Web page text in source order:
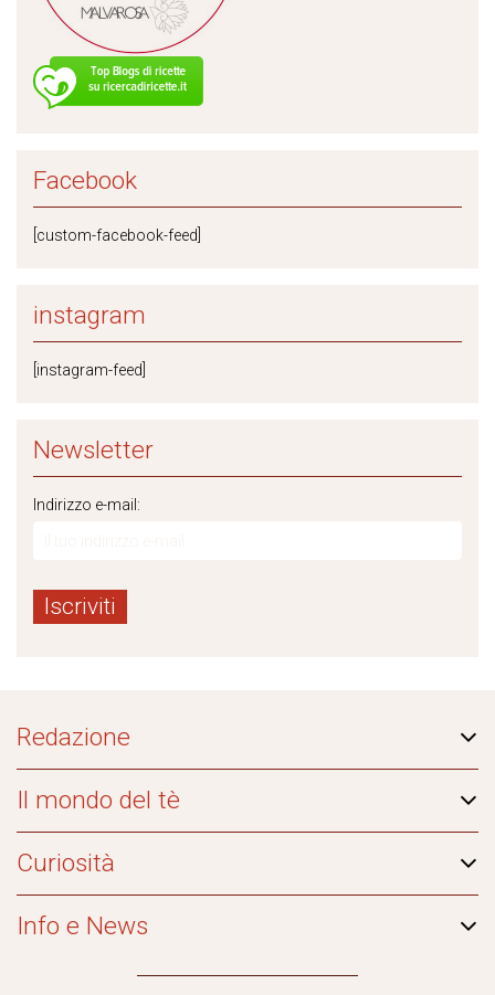
Facebook
[custom-facebook-feed]
instagram
[instagram-feed]
Newsletter
Indirizzo e-mail:
Redazione
Il mondo del tè
Curiosità
Info e News